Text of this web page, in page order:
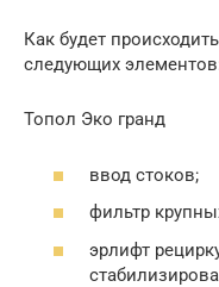
Как будет
следующих
Топол Эко гранд
ввод стоков;
фильтр
эрлифт